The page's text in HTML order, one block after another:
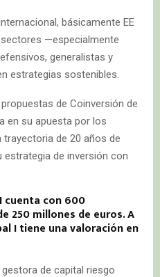
básicamente EE
sectores —especialmente
generalistas y
estrategias sostenibles.
de Coinversión de
en su apuesta por los
de 20 años de
de inversión con
cuenta con 600
250 millones de euros. A
I tiene una valoración en
de capital riesgo